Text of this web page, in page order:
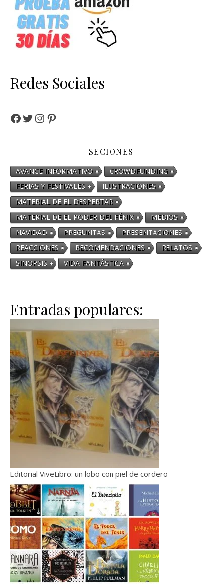
Redes Sociales
SECIONES
AVANCE INFORMATIVO
CROWDFUNDING
FERIAS Y FESTIVALES
ILUSTRACIONES
MATERIAL DE EL DESPERTAR
MATERIAL DE EL PODER DEL FÉNIX
MEDIOS
NAVIDAD
PREGUNTAS
PRESENTACIONES
REACCIONES
RECOMENDACIONES
RELATOS
SINOPSIS
VIDA FANTÁSTICA
Entradas populares:
Editorial ViveLibro: un lobo con piel de cordero